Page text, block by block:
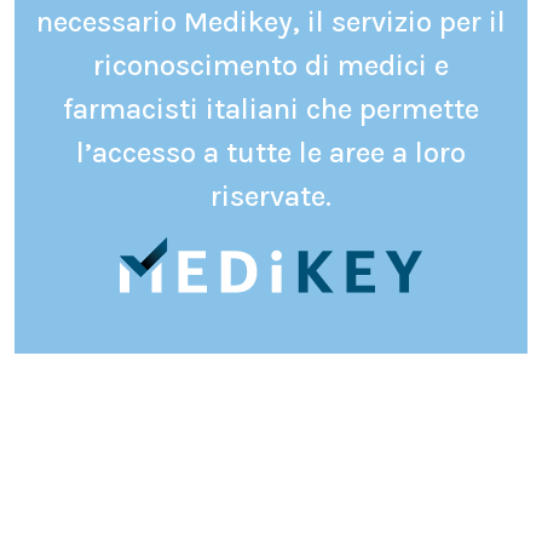
necessario Medikey, il servizio per il
riconoscimento di medici e
farmacisti italiani che permette
l’accesso a tutte le aree a loro
riservate.